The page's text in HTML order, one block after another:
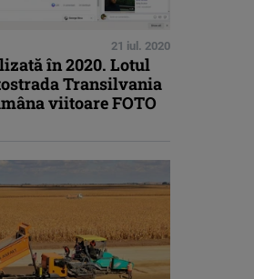
21 iul. 2020
în 2020. Lotul
Transilvania
viitoare FOTO